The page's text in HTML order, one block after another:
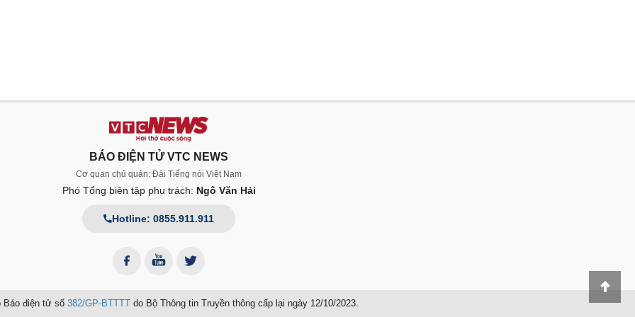
BÁO ĐIỆN TỬ VTC NEWS
Cơ quan chủ quản: Đài Tiếng nói Việt Nam
Phó Tổng biên tập phụ trách: Ngô Văn Hải
Hotline: 0855.911.911
Báo điện tử số 382/GP-BTTTT do Bộ Thông tin Truyền thông cấp lại ngày 12/10/2023.